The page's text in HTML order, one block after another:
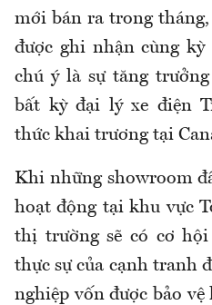
mới bán ra trong tháng,
được ghi nhận cùng
chú ý là sự tăng
bất kỳ đại lý xe điện
thức khai trương tại
Khi những showroom
hoạt động tại khu vực
thị trường sẽ có cơ
thực sự của cạnh tranh
nghiệp vốn được bảo